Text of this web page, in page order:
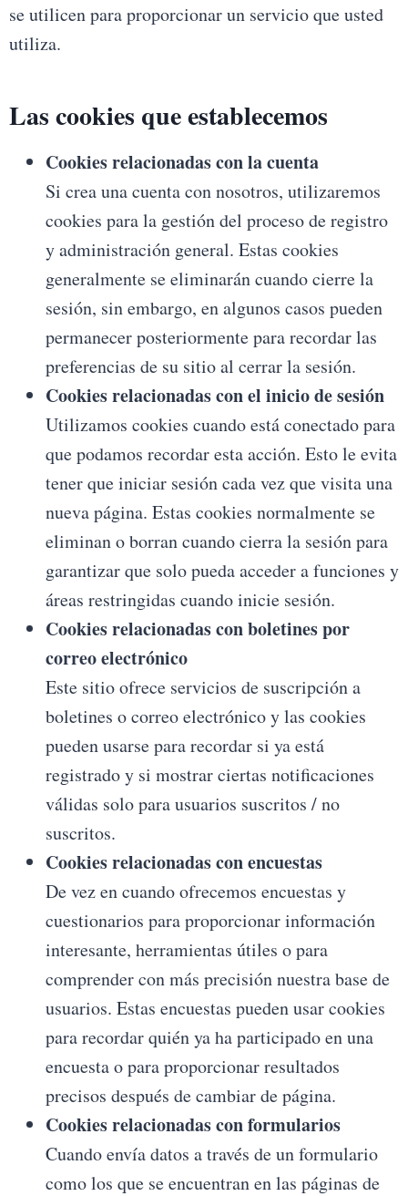
se utilicen para proporcionar un servicio que usted
utiliza.
Las cookies que establecemos
Cookies relacionadas con la cuenta
Si crea una cuenta con nosotros, utilizaremos
cookies para la gestión del proceso de registro
y administración general. Estas cookies
generalmente se eliminarán cuando cierre la
sesión, sin embargo, en algunos casos pueden
permanecer posteriormente para recordar las
preferencias de su sitio al cerrar la sesión.
Cookies relacionadas con el inicio de sesión
Utilizamos cookies cuando está conectado para
que podamos recordar esta acción. Esto le evita
tener que iniciar sesión cada vez que visita una
nueva página. Estas cookies normalmente se
eliminan o borran cuando cierra la sesión para
garantizar que solo pueda acceder a funciones y
áreas restringidas cuando inicie sesión.
Cookies relacionadas con boletines por
correo electrónico
Este sitio ofrece servicios de suscripción a
boletines o correo electrónico y las cookies
pueden usarse para recordar si ya está
registrado y si mostrar ciertas notificaciones
válidas solo para usuarios suscritos / no
suscritos.
Cookies relacionadas con encuestas
De vez en cuando ofrecemos encuestas y
cuestionarios para proporcionar información
interesante, herramientas útiles o para
comprender con más precisión nuestra base de
usuarios. Estas encuestas pueden usar cookies
para recordar quién ya ha participado en una
encuesta o para proporcionar resultados
precisos después de cambiar de página.
Cookies relacionadas con formularios
Cuando envía datos a través de un formulario
como los que se encuentran en las páginas de